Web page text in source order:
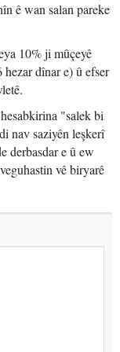
ê wan salan pareke
10% ji mûçeyê
dînar e) û efser
"salek bi
nav saziyên leşkerî
derbasdar e û ew
vê biryarê